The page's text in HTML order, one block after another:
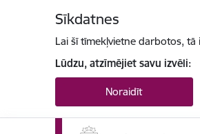
Sīkdatnes
Lai šī tīmekļvietne darbotos,
Lūdzu, atzīmējiet savu izvēli:
Noraidīt